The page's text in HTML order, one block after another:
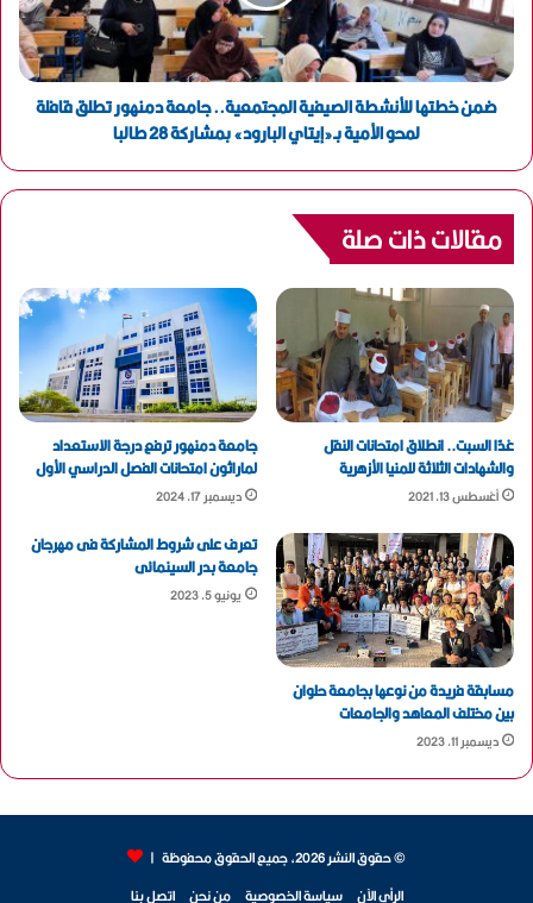
ضمن خطتها للأنشطة الصيفية المجتمعية.. جامعة دمنهور تطلق قافلة
لمحو الأمية بـ«إيتاي البارود» بمشاركة 28 طالبا
مقالات ذات صلة
غدًا السبت.. انطلاق امتحانات النقل
والشهادات الثلاثة للمنيا الأزهرية
أغسطس 13, 2021
جامعة دمنهور ترفع درجة الاستعداد
لماراثون امتحانات الفصل الدراسي الأول
ديسمبر 17, 2024
مسابقة فريدة من نوعها بجامعة حلوان
بين مختلف المعاهد والجامعات
ديسمبر 11, 2023
تعرف على شروط المشاركة فى مهرجان
جامعة بدر السينمائى
يونيو 5, 2023
© حقوق النشر 2026، جميع الحقوق محفوظة |
الرأي الآن سياسة الخصوصية من نحن اتصل بنا